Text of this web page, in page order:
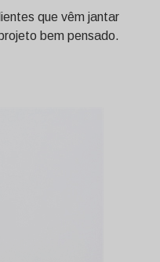
que vêm jantar
bem pensado.